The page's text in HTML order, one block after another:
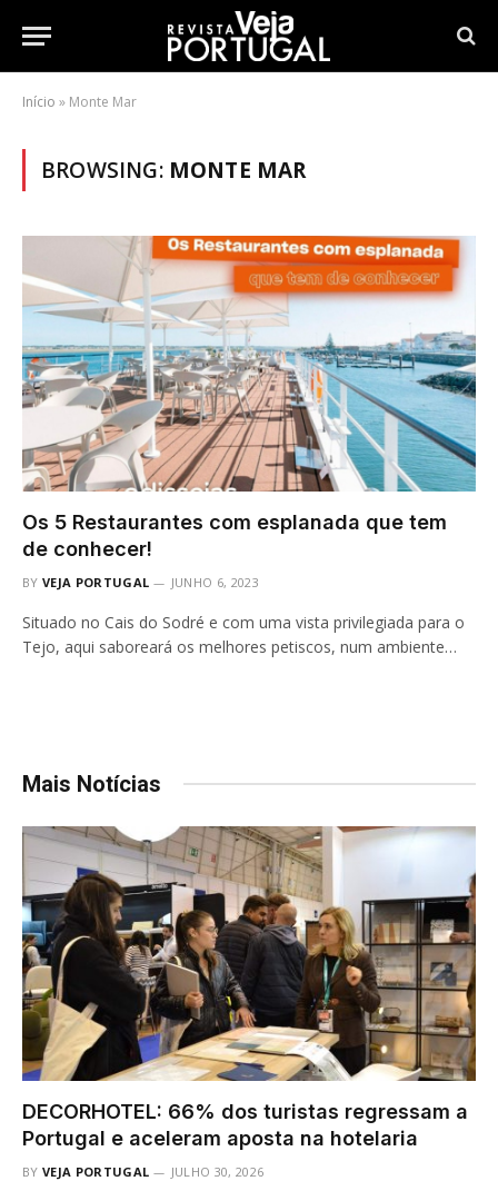
Início » Monte Mar
BROWSING: MONTE MAR
Os 5 Restaurantes com esplanada que tem
de conhecer!
BY VEJA PORTUGAL JUNHO 6, 2023
Situado no Cais do Sodré e com uma vista privilegiada para o
Tejo, aqui saboreará os melhores petiscos, num ambiente…
Mais Notícias
DECORHOTEL: 66% dos turistas regressam a
Portugal e aceleram aposta na hotelaria
BY VEJA PORTUGAL JULHO 30, 2026